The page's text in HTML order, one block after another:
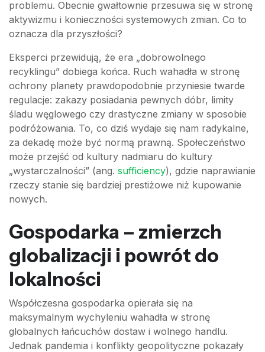
problemu. Obecnie gwałtownie przesuwa się w stronę
aktywizmu i konieczności systemowych zmian. Co to
oznacza dla przyszłości?
Eksperci przewidują, że era „dobrowolnego
recyklingu” dobiega końca. Ruch wahadła w stronę
ochrony planety prawdopodobnie przyniesie twarde
regulacje: zakazy posiadania pewnych dóbr, limity
śladu węglowego czy drastyczne zmiany w sposobie
podróżowania. To, co dziś wydaje się nam radykalne,
za dekadę może być normą prawną. Społeczeństwo
może przejść od kultury nadmiaru do kultury
„wystarczalności” (ang. sufficiency), gdzie naprawianie
rzeczy stanie się bardziej prestiżowe niż kupowanie
nowych.
Gospodarka – zmierzch
globalizacji i powrót do
lokalności
Współczesna gospodarka opierała się na
maksymalnym wychyleniu wahadła w stronę
globalnych łańcuchów dostaw i wolnego handlu.
Jednak pandemia i konflikty geopolityczne pokazały